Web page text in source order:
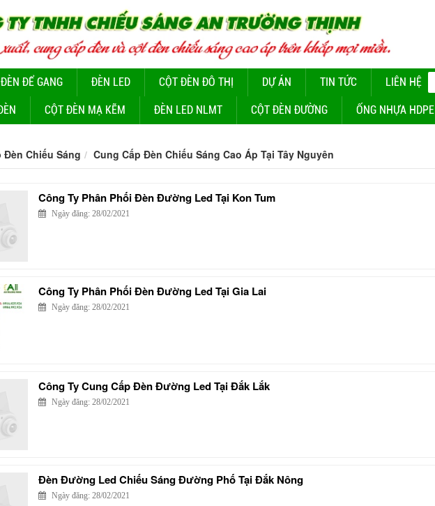
ĐỂ GANG ĐÈN LED CỘT ĐÈN ĐÔ THỊ DỰ ÁN TIN TỨC LIÊN HỆ
CỘT ĐÈN MẠ KẼM ĐÈN LED NLMT CỘT ĐÈN ĐƯỜNG ỐNG NHỰA HDPE
Đèn Chiếu Sáng Cung Cấp Đèn Chiếu Sáng Cao Áp Tại Tây Nguyên
Công Ty Phân Phối Đèn Đường Led Tại Kon Tum
Ngày đăng: 28/02/2021
Công Ty Phân Phối Đèn Đường Led Tại Gia Lai
Ngày đăng: 28/02/2021
Công Ty Cung Cấp Đèn Đường Led Tại Đắk Lắk
Ngày đăng: 28/02/2021
Đèn Đường Led Chiếu Sáng Đường Phố Tại Đắk Nông
Ngày đăng: 28/02/2021